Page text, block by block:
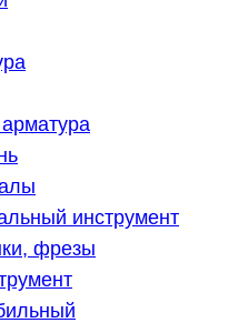
инструмент
фрезы